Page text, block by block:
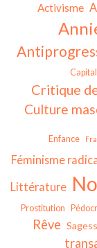
Activisme
Critique
Culture
Enfance
Féminisme
Littérature
Prostitution
Rêve